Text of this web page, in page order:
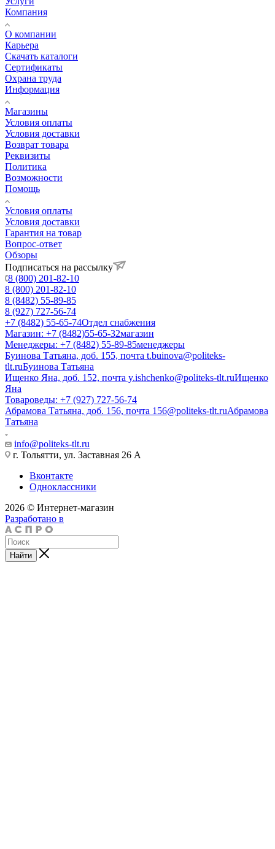
Компания
О компании
Карьера
Cкачать каталоги
Сертификаты
Охрана труда
Информация
Магазины
Условия оплаты
Условия доставки
Возврат товара
Реквизиты
Политика
Возможности
Помощь
Условия оплаты
Условия доставки
Гарантия на товар
Вопрос-ответ
Обзоры
Подписаться на рассылку
8 (800) 201-82-10
8 (800) 201-82-10
8 (8482) 55-89-85
8 (927) 727-56-74
+7 (8482) 55-65-74Отдел снабжения
Магазин: +7 (8482)55-65-32магазин
Менеджеры: +7 (8482) 55-89-85менеджеры
Буинова Татьяна, доб. 155, почта t.buinova@politeks-
tlt.ruБуинова Татьяна
Ищенко Яна, доб. 152, почта y.ishchenko@politeks-tlt.ruИщенко
Яна
Товароведы: +7 (927) 727-56-74
Абрамова Татьяна, доб. 156, почта 156@politeks-tlt.ruАбрамова
Татьяна
info@politeks-tlt.ru
г. Тольятти, ул. Заставная 26 А
Вконтакте
Одноклассники
2026 © Интернет-магазин
Разработано в
Найти